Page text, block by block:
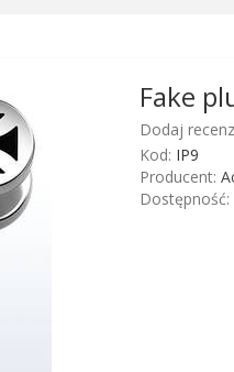
Fake
Dodaj
Kod: IP9
Producent:
Dostępność: